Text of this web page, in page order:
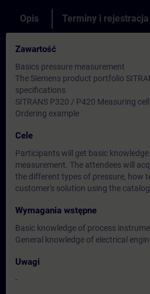
Opis Terminy i rejestracja
Zawartość
Basics pressure measurement
The Siemens product portfolio
specifications
SITRANS P320 / P420 Measuring
Ordering example
Cele
Participants will get basic
measurement. The attendees will
the different types of pressure, how
customer's solution using the catalog.
Wymagania wstępne
Basic knowledge of process
General knowledge of electrical
Uwagi
-